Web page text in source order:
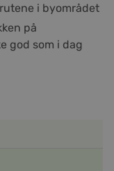
i byområdet
på
god som i dag